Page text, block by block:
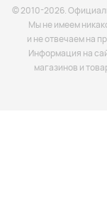
© 2010-2026.
Мы не имеем
и не отвечаем на
Информация на
магазинов и